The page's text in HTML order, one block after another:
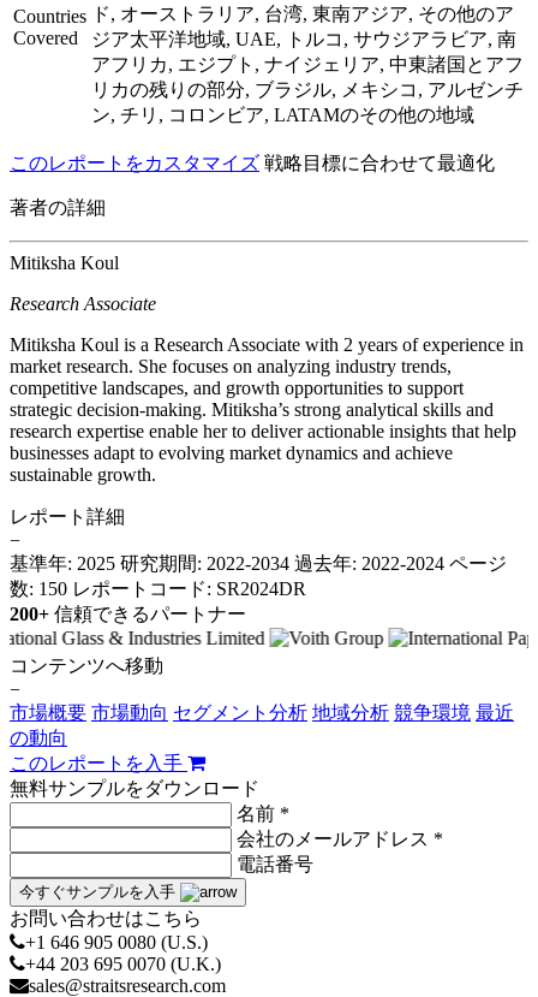
Countries
Covered
ド, オーストラリア, 台湾, 東南アジア, その他のア
ジア太平洋地域, UAE, トルコ, サウジアラビア, 南
アフリカ, エジプト, ナイジェリア, 中東諸国とアフ
リカの残りの部分, ブラジル, メキシコ, アルゼンチ
ン, チリ, コロンビア, LATAMのその他の地域
このレポートをカスタマイズ 戦略目標に合わせて最適化
著者の詳細
Mitiksha Koul
Research Associate
Mitiksha Koul is a Research Associate with 2 years of experience in
market research. She focuses on analyzing industry trends,
competitive landscapes, and growth opportunities to support
strategic decision-making. Mitiksha’s strong analytical skills and
research expertise enable her to deliver actionable insights that help
businesses adapt to evolving market dynamics and achieve
sustainable growth.
レポート詳細
−
基準年: 2025 研究期間: 2022-2034 過去年: 2022-2024 ページ
数: 150 レポートコード: SR2024DR
200+ 信頼できるパートナー
コンテンツへ移動
−
市場概要 市場動向 セグメント分析 地域分析 競争環境 最近
の動向
このレポートを入手
無料サンプルをダウンロード
名前 *
会社のメールアドレス *
電話番号
今すぐサンプルを入手
お問い合わせはこちら
+1 646 905 0080 (U.S.)
+44 203 695 0070 (U.K.)
sales@straitsresearch.com